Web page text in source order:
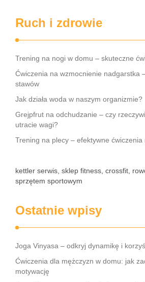
Ruch i zdrowie
Trening na nogi w domu – skuteczne
Ćwiczenia na wzmocnienie nadgarstka
stawów
Jak działa woda w naszym organizmie?
Grejpfrut na odchudzanie – czy
utracie wagi?
Trening na plecy – efektywne ćwiczenia
kettler serwis, sklep fitness, crossfit,
sprzętem sportowym
Ostatnie wpisy
Joga Vinyasa – odkryj dynamikę i
Ćwiczenia dla mężczyzn w domu: jak
motywację